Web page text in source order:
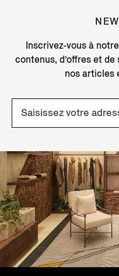
Inscrivez-vous à
contenus, d’offres et
nos articles